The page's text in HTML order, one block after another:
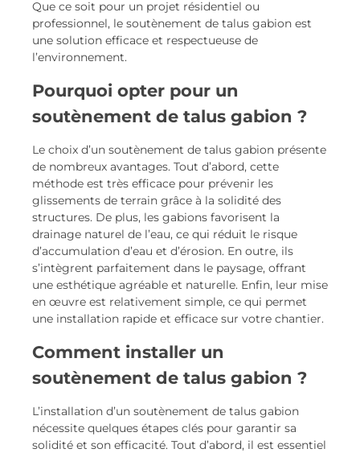
Que ce soit pour un projet résidentiel ou
professionnel, le soutènement de talus gabion est
une solution efficace et respectueuse de
l’environnement.
Pourquoi opter pour un
soutènement de talus gabion ?
Le choix d’un soutènement de talus gabion présente
de nombreux avantages. Tout d’abord, cette
méthode est très efficace pour prévenir les
glissements de terrain grâce à la solidité des
structures. De plus, les gabions favorisent la
drainage naturel de l’eau, ce qui réduit le risque
d’accumulation d’eau et d’érosion. En outre, ils
s’intègrent parfaitement dans le paysage, offrant
une esthétique agréable et naturelle. Enfin, leur mise
en œuvre est relativement simple, ce qui permet
une installation rapide et efficace sur votre chantier.
Comment installer un
soutènement de talus gabion ?
L’installation d’un soutènement de talus gabion
nécessite quelques étapes clés pour garantir sa
solidité et son efficacité. Tout d’abord, il est essentiel